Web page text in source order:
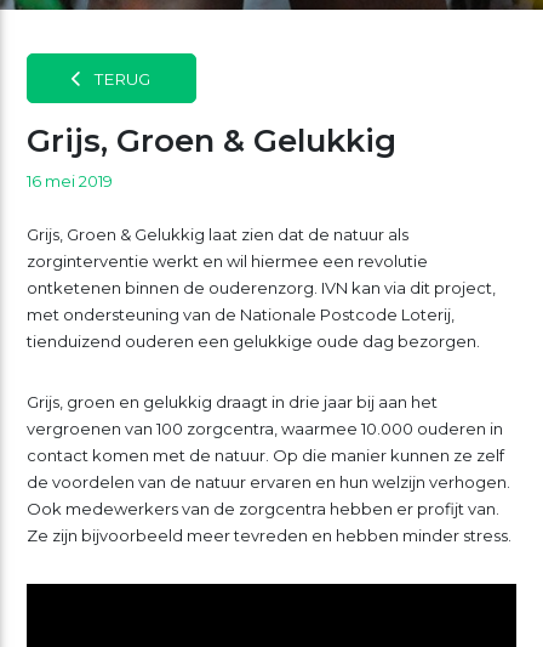
TERUG
Grijs, Groen & Gelukkig
16 mei 2019
Grijs, Groen & Gelukkig laat zien dat de natuur als
zorginterventie werkt en wil hiermee een revolutie
ontketenen binnen de ouderenzorg. IVN kan via dit project,
met ondersteuning van de Nationale Postcode Loterij,
tienduizend ouderen een gelukkige oude dag bezorgen.
Grijs, groen en gelukkig draagt in drie jaar bij aan het
vergroenen van 100 zorgcentra, waarmee 10.000 ouderen in
contact komen met de natuur. Op die manier kunnen ze zelf
de voordelen van de natuur ervaren en hun welzijn verhogen.
Ook medewerkers van de zorgcentra hebben er profijt van.
Ze zijn bijvoorbeeld meer tevreden en hebben minder stress.